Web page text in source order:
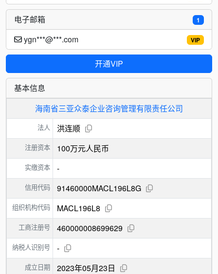
1
电子邮箱
VIP
ygn***@***.com
开通VIP
基本信息
海南省三亚众泰企业咨询管理有限责任公司
法人 洪连顺
注册资本 100万元人民币
实缴资本 -
信用代码 91460000MACL196L8G
组织机构代码 MACL196L8
工商注册号 460000008699629
纳税人识别号 -
成立日期 2023年05月23日